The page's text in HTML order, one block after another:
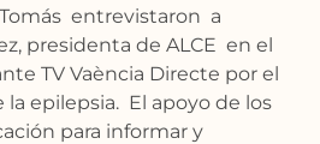
entrevistaron a
presidenta de ALCE en el
TV Vaència Directe por el
epilepsia. El apoyo de los
para informar y